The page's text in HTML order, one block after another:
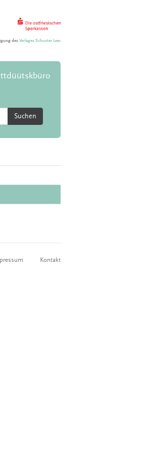
desVerlages Schuster Leer
Suchen
Kontakt